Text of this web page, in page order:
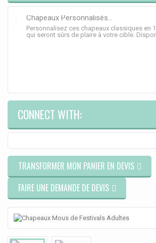
Chapeaux Personnalisés...
Personnalisez ces chapeaux classiques en
qui seront sûrs de plaire à votre cible.
CONNECT WITH:
TRANSFORMER MON PANIER EN DEVIS
FAIRE UNE DEMANDE DE DEVIS